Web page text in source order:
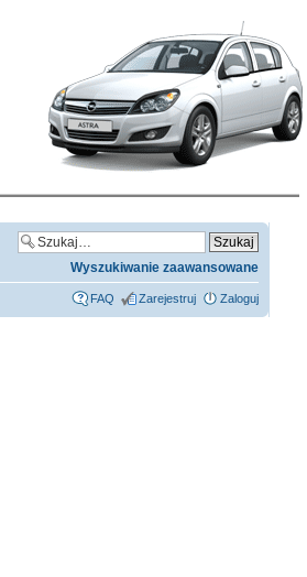
Wyszukiwanie zaawansowane
FAQ Zarejestruj Zaloguj